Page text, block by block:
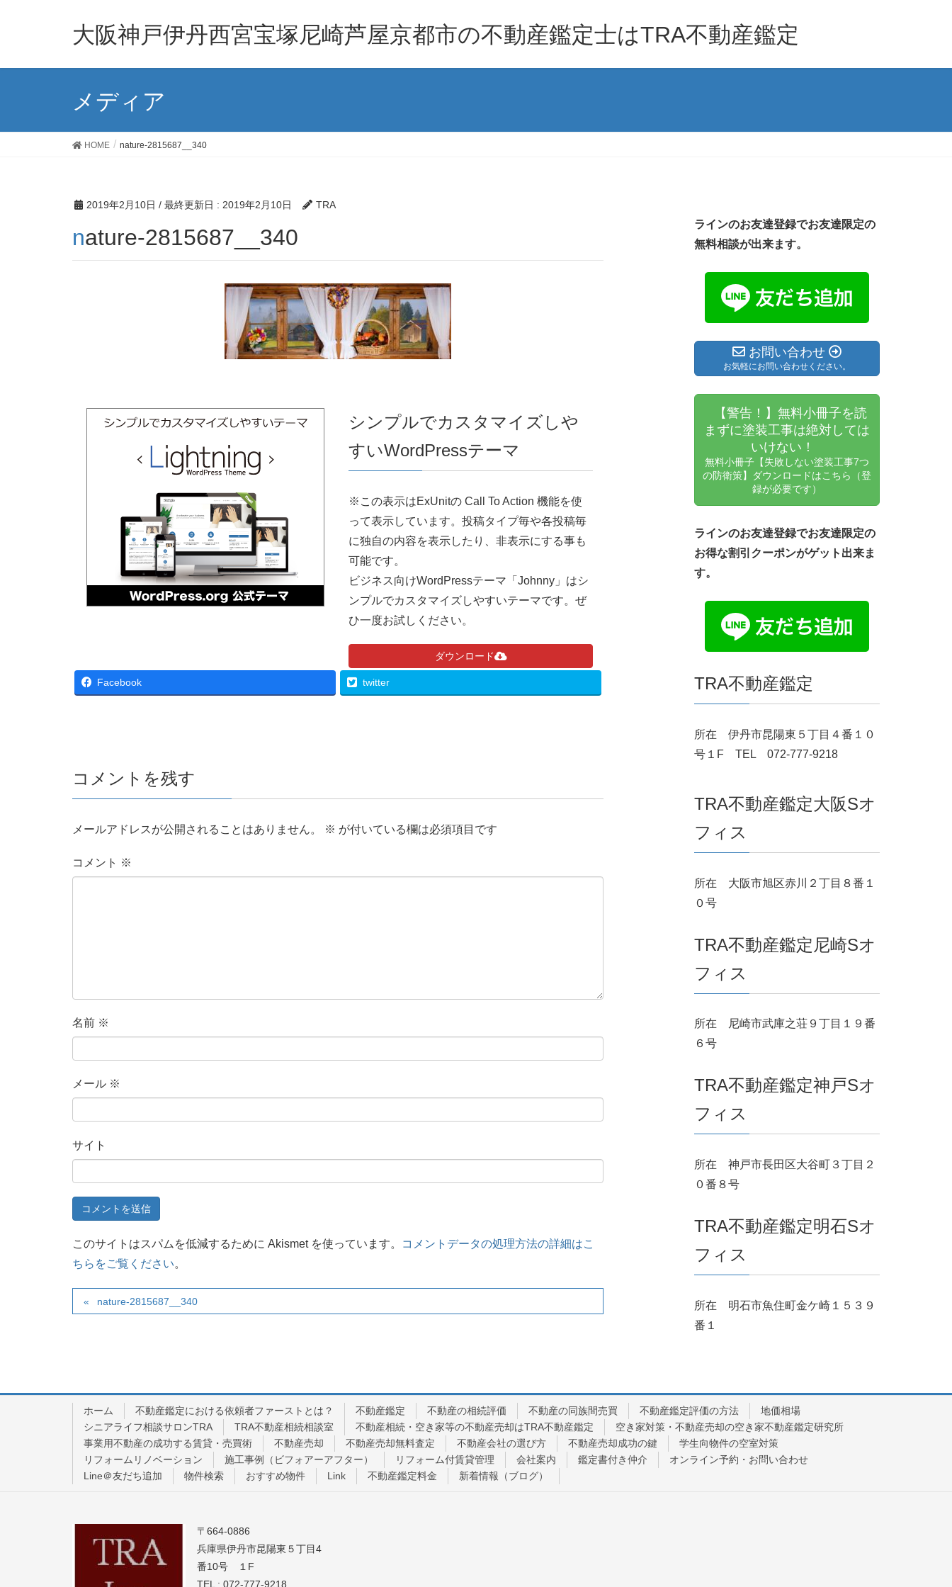
大阪神戸伊丹西宮宝塚尼崎芦屋京都市の不動産鑑定士はTRA不動産鑑定
メディア
HOME nature-2815687__340
2019年2月10日 / 最終更新日 : 2019年2月10日 TRA
nature-2815687__340
シンプルでカスタマイズしや
すいWordPressテーマ
※この表示はExUnitの Call To Action 機能を使
って表示しています。投稿タイプ毎や各投稿毎
に独自の内容を表示したり、非表示にする事も
可能です。
ビジネス向けWordPressテーマ「Johnny」はシ
ンプルでカスタマイズしやすいテーマです。ぜ
ひ一度お試しください。
ダウンロード
Facebook twitter
コメントを残す
メールアドレスが公開されることはありません。 ※ が付いている欄は必須項目です
コメント ※
名前 ※
メール ※
サイト
このサイトはスパムを低減するために Akismet を使っています。
コメントデータの処理方法の詳細はこ
ちらをご覧ください。
nature-2815687__340
ラインのお友達登録でお友達限定の
無料相談が出来ます。
お問い合わせ
お気軽にお問い合わせください。
【警告！】無料小冊子を読
まずに塗装工事は絶対しては
いけない！
無料小冊子【失敗しない塗装工事7つ
の防衛策】ダウンロードはこちら（登
録が必要です）
ラインのお友達登録でお友達限定の
お得な割引クーポンがゲット出来ま
す。
TRA不動産鑑定
所在 伊丹市昆陽東５丁目４番１０
号１F TEL 072-777-9218
TRA不動産鑑定大阪Sオ
フィス
所在 大阪市旭区赤川２丁目８番１
０号
TRA不動産鑑定尼崎Sオ
フィス
所在 尼崎市武庫之荘９丁目１９番
６号
TRA不動産鑑定神戸Sオ
フィス
所在 神戸市長田区大谷町３丁目２
０番８号
TRA不動産鑑定明石Sオ
フィス
所在 明石市魚住町金ケ崎１５３９
番１
ホーム 不動産鑑定における依頼者ファーストとは？ 不動産鑑定 不動産の相続評価 不動産の同族間売買 不動産鑑定評価の方法
地価相場
シニアライフ相談サロンTRA
TRA不動産相続相談室 不動産相続・空き家等の不動産売却はTRA不動産鑑定
空き家対策・不動産売却の空き家不動産鑑定研究所
事業用不動産の成功する賃貸・売買術
不動産売却 不動産売却無料査定 不動産会社の選び方 不動産売却成功の鍵
学生向物件の空室対策
リフォームリノベーション
施工事例（ビフォアーアフター） リフォーム付賃貸管理 会社案内 鑑定書付き仲介
オンライン予約・お問い合わせ
Line＠友だち追加
物件検索 おすすめ物件 Link 不動産鑑定料金 新着情報（ブログ）
〒664-0886
兵庫県伊丹市昆陽東５丁目4
番10号 １F
TEL : 072-777-9218